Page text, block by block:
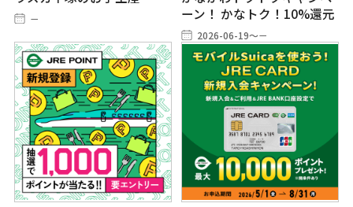
－
ーン！ かなトク！10%還元
2026-06-19～－